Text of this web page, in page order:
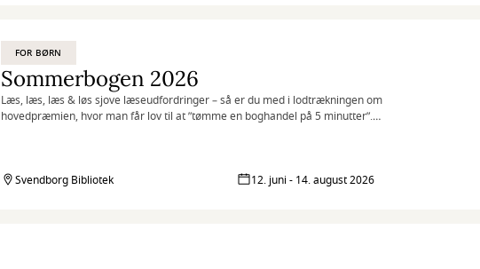
FOR BØRN
Sommerbogen 2026
Læs, læs, læs & løs sjove læseudfordringer – så er du med i lodtrækningen om
hovedpræmien, hvor man får lov til at ”tømme en boghandel på 5 minutter”.
Svendborg Bibliotek 12. juni - 14. august 2026